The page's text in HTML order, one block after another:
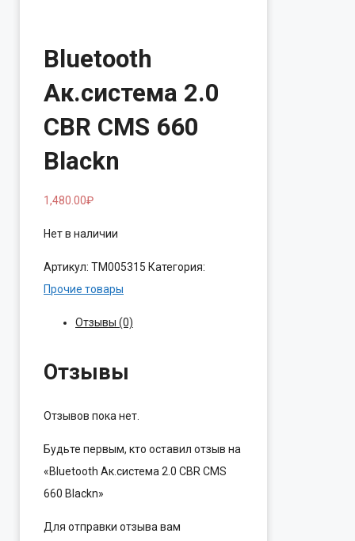
Bluetooth
Ак.система 2.0
CBR CMS 660
Blackn
1,480.00₽
Нет в наличии
Артикул: ТМ005315 Категория:
Прочие товары
Отзывы (0)
Отзывы
Отзывов пока нет.
Будьте первым, кто оставил отзыв на
«Bluetooth Ак.система 2.0 CBR CMS
660 Blackn»
Для отправки отзыва вам